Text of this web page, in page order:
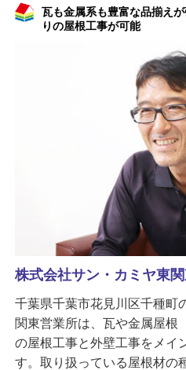
瓦も金属系も豊富な品揃え
りの屋根工事が可能
株式会社サン・カミヤ東
千葉県千葉市花見川区千種町
関東営業所は、瓦や金属屋根
の屋根工事と外壁工事をメイ
す。取り扱っている屋根材の